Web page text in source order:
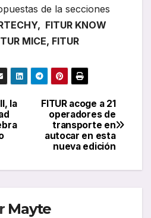
de la secciones
FITUR KNOW
MICE, FITUR
FITUR acoge a 21
operadores de
transporte en
autocar en esta
nueva edición
la
Mayte